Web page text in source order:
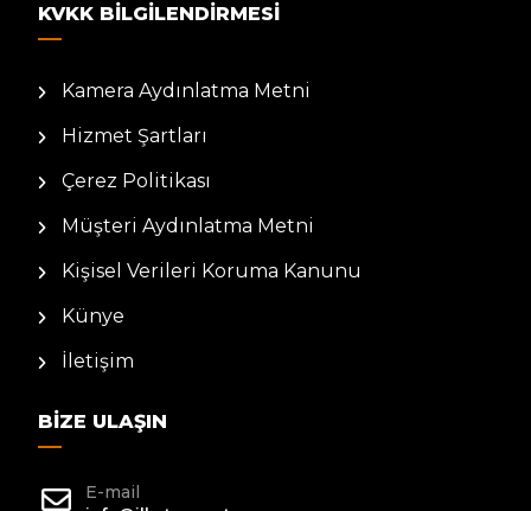
KVKK BILGILENDIRMESI
Kamera Aydınlatma Metni
Hizmet Şartları
Çerez Politikası
Müşteri Aydınlatma Metni
Kişisel Verileri Koruma Kanunu
Künye
İletişim
BIZE ULAŞIN
E-mail